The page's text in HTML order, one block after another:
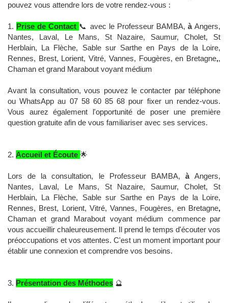
pouvez vous attendre lors de votre rendez-vous :
1. Prise de Contact 📞 avec le Professeur BAMBA, àAngers,
Nantes, Laval, Le Mans, St Nazaire, Saumur, Cholet, St
Herblain, La Flèche, Sable sur Sarthe en Pays de la Loire,
Rennes, Brest, Lorient, Vitré, Vannes, Fougères, en Bretagne,,
Chaman et grand Marabout voyant médium
Avant la consultation, vous pouvez le contacter par téléphone
ou WhatsApp au 07 58 60 85 68 pour fixer un rendez-vous.
Vous aurez également l'opportunité de poser une première
question gratuite afin de vous familiariser avec ses services.
2. Accueil et Écoute 🌟
Lors de la consultation, le Professeur BAMBA, à Angers,
Nantes, Laval, Le Mans, St Nazaire, Saumur, Cholet, St
Herblain, La Flèche, Sable sur Sarthe en Pays de la Loire,
Rennes, Brest, Lorient, Vitré, Vannes, Fougères, en Bretagne,
Chaman et grand Marabout voyant médium commence par
vous accueillir chaleureusement. Il prend le temps d'écouter vos
préoccupations et vos attentes. C'est un moment important pour
établir une connexion et comprendre vos besoins.
3. Présentation des Méthodes 🔮